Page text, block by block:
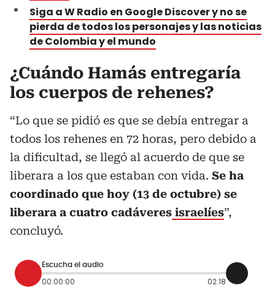
Siga a W Radio en Google Discover y no se
pierda de todos los personajes y las noticias
de Colombia y el mundo
¿Cuándo Hamás entregaría
los cuerpos de rehenes?
“Lo que se pidió es que se debía entregar a
todos los rehenes en 72 horas, pero debido a
la dificultad, se llegó al acuerdo de que se
liberara a los que estaban con vida. Se ha
coordinado que hoy (13 de octubre) se
liberara a cuatro cadáveres israelíes”,
concluyó.
Escucha el audio
00:00:00 02:18